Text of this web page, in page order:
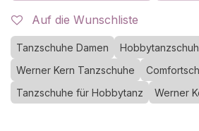
Auf die Wunschliste
Tanzschuhe Damen
Werner Kern Tanzschuhe
Tanzschuhe für Hobbytanz
Werner